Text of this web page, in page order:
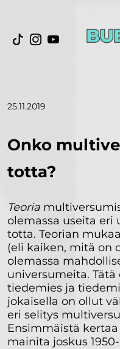
25.11.2019
Onko
totta?
Teoria
olemassa useita eri
totta. Teorian
(eli kaiken, mitä on
olemassa
universumeita.
tiedemies ja
jokaisella on ollut
eri selitys
Ensimmäistä
mainita joskus